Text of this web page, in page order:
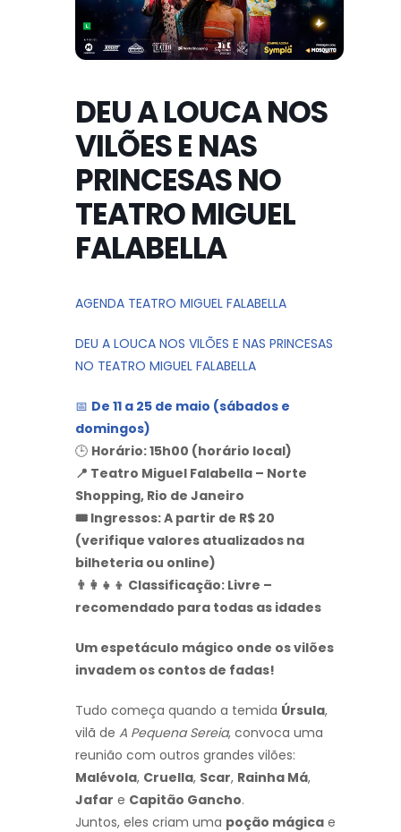
DEU A LOUCA NOS
VILÕES E NAS
PRINCESAS NO
TEATRO MIGUEL
FALABELLA
AGENDA TEATRO MIGUEL FALABELLA
DEU A LOUCA NOS VILÕES E NAS PRINCESAS
NO TEATRO MIGUEL FALABELLA
📅 De 11 a 25 de maio (sábados e
domingos)
🕒 Horário: 15h00 (horário local)
📍 Teatro Miguel Falabella – Norte
Shopping, Rio de Janeiro
🎟️ Ingressos: A partir de R$ 20
(verifique valores atualizados na
bilheteria ou online)
👨‍👩‍👧‍👦 Classificação: Livre –
recomendado para todas as idades
Um espetáculo mágico onde os vilões
invadem os contos de fadas!
Tudo começa quando a temida Úrsula,
vilã de A Pequena Sereia, convoca uma
reunião com outros grandes vilões:
Malévola, Cruella, Scar, Rainha Má,
Jafar e Capitão Gancho.
Juntos, eles criam uma poção mágica e